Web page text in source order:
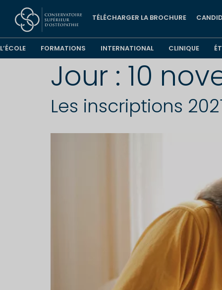
TÉLÉCHARGER LA BROCHURE
L’ÉCOLE FORMATIONS INTERNATIONAL CLINIQUE
Jour : 10
Les inscriptions